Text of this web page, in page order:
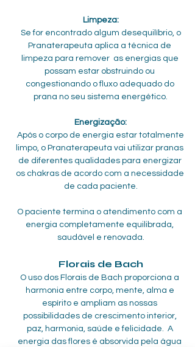
Limpeza:
Pranaterapeuta aplica a técnica de
limpeza para remover  as energias que
possam estar obstruindo ou
congestionando o fluxo adequado do
prana no seu sistema energético.
Energização:
limpo, o Pranaterapeuta vai utilizar pranas
de diferentes qualidades para energizar
os chakras de acordo com a necessidade
de cada paciente.
O paciente termina o atendimento com a
energia completamente equilibrada,
saudável e renovada.
Florais de Bach
O uso dos Florais de Bach proporciona a
harmonia entre corpo, mente, alma e
espírito e ampliam as nossas
possibilidades de crescimento interior,
paz, harmonia, saúde e felicidade.  A
energia das flores é absorvida pela água